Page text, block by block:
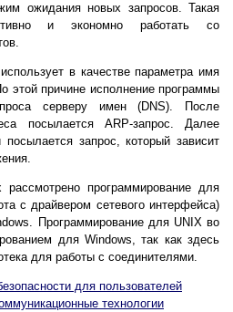
ожидания новых запросов. Такая
и экономно работать со
в качестве параметра имя
этой причине исполнение программы
серверу имен (DNS). После
посылается ARP-запрос. Далее
запрос, который зависит
программирование для
с драйвером сетевого интерфейса)
Программирование для UNIX во
для Windows, так как здесь
для работы с соединителями.
для пользователей
технологии